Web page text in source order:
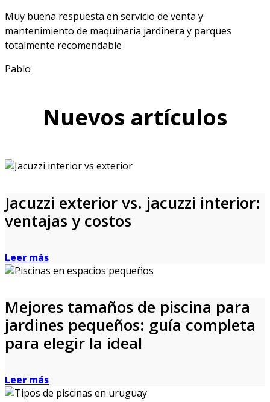
Muy buena respuesta en servicio de venta y
mantenimiento de maquinaria jardinera y parques
totalmente recomendable
Pablo
Nuevos artículos
Jacuzzi exterior vs. jacuzzi interior:
ventajas y costos
Leer más
Mejores tamaños de piscina para
jardines pequeños: guía completa
para elegir la ideal
Leer más